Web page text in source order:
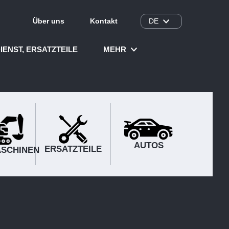
Über uns Kontakt DE
ERSATZTEILE MEHR
ERSATZTEILE AUTOS